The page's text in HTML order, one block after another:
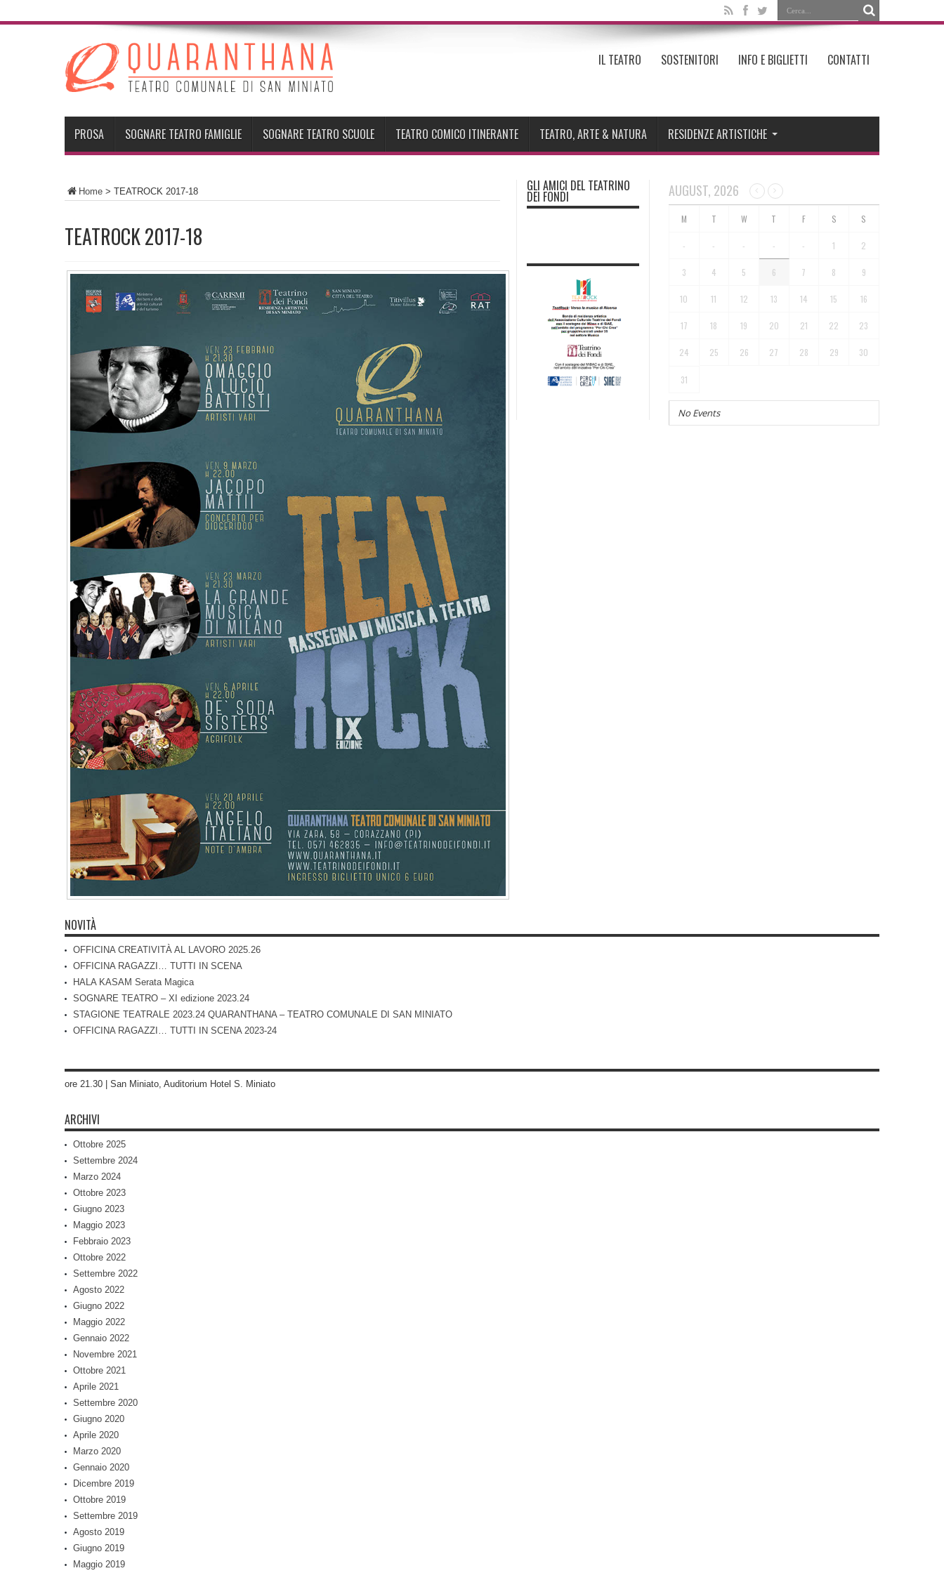
IL TEATRO SOSTENITORI INFO E BIGLIETTI CONTATTI
PROSA SOGNARE TEATRO FAMIGLIE SOGNARE TEATRO SCUOLE TEATRO COMICO ITINERANTE TEATRO, ARTE & NATURA RESIDENZE ARTISTICHE
Home > TEATROCK 2017-18
TEATROCK 2017-18
GLI AMICI DEL TEATRINO
DEI FONDI AUGUST, 2026
- - - - - 1 2
3 4 5 6 7 8 9
10 11 12 13 14 15 16
17 18 19 20 21 22 23
24 25 26 27 28 29 30
31
No Events
NOVITÀ
OFFICINA CREATIVITÀ AL LAVORO 2025.26
OFFICINA RAGAZZI… TUTTI IN SCENA
HALA KASAM Serata Magica
SOGNARE TEATRO – XI edizione 2023.24
STAGIONE TEATRALE 2023.24 QUARANTHANA – TEATRO COMUNALE DI SAN MINIATO
OFFICINA RAGAZZI… TUTTI IN SCENA 2023-24
ore 21.30 | San Miniato, Auditorium Hotel S. Miniato
ARCHIVI
Ottobre 2025
Settembre 2024
Marzo 2024
Ottobre 2023
Giugno 2023
Maggio 2023
Febbraio 2023
Ottobre 2022
Settembre 2022
Agosto 2022
Giugno 2022
Maggio 2022
Gennaio 2022
Novembre 2021
Ottobre 2021
Aprile 2021
Settembre 2020
Giugno 2020
Aprile 2020
Marzo 2020
Gennaio 2020
Dicembre 2019
Ottobre 2019
Settembre 2019
Agosto 2019
Giugno 2019
Maggio 2019